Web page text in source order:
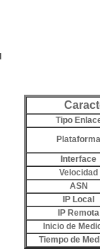
Tipo
Plataforma
Interface
Velocidad
ASN
IP Local
IP Remota
Inicio de
Tiempo de